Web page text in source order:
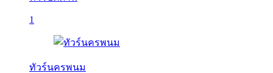
1
ทัวร์นครพนม